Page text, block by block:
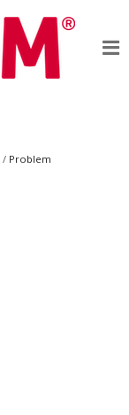
Problem